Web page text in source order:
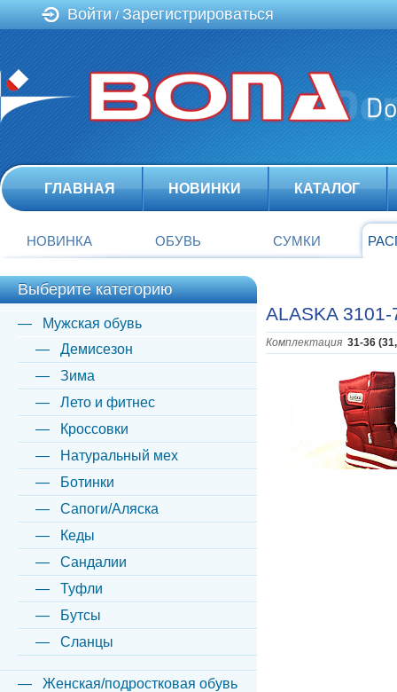
Войти / Зарегистрироваться
ГЛАВНАЯ НОВИНКИ КАТАЛОГ
НОВИНКА ОБУВЬ СУМКИ
ALASKA 3101-
Комплектация 31-36
Выберите категорию
Мужская обувь
Демисезон
Зима
Лето и фитнес
Кроссовки
Натуральный мех
Ботинки
Сапоги/Аляска
Кеды
Сандалии
Туфли
Бутсы
Сланцы
Женская/подростковая обувь